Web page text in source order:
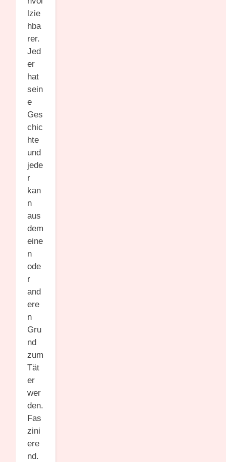
lzie
hba
rer.
Jed
er
hat
sein
e
Ges
chic
hte
und
jede
r
kan
n
aus
dem
eine
n
ode
r
and
ere
n
Gru
nd
zum
Tät
er
wer
den.
Fas
zini
ere
nd.